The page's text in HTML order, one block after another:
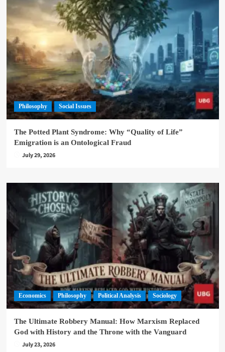
Philosophy Social Issues
The Potted Plant Syndrome: Why “Quality of Life”
Emigration is an Ontological Fraud
July 29, 2026
Economics Philosophy Political Analysis Sociology
The Ultimate Robbery Manual: How Marxism Replaced
God with History and the Throne with the Vanguard
July 23, 2026